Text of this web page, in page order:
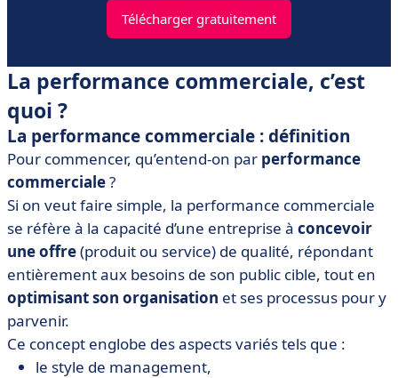
Télécharger gratuitement
La performance commerciale, c’est
quoi ?
La performance commerciale : définition
Pour commencer, qu’entend-on par performance
commerciale?
Si on veut faire simple, la performance commerciale
se réfère à la capacité d’une entreprise à concevoir
une offre(produit ou service) de qualité, répondant
entièrement aux besoins de son public cible, tout en
optimisant son organisation et ses processus pour y
parvenir.
Ce concept englobe des aspects variés tels que :
le style de management,